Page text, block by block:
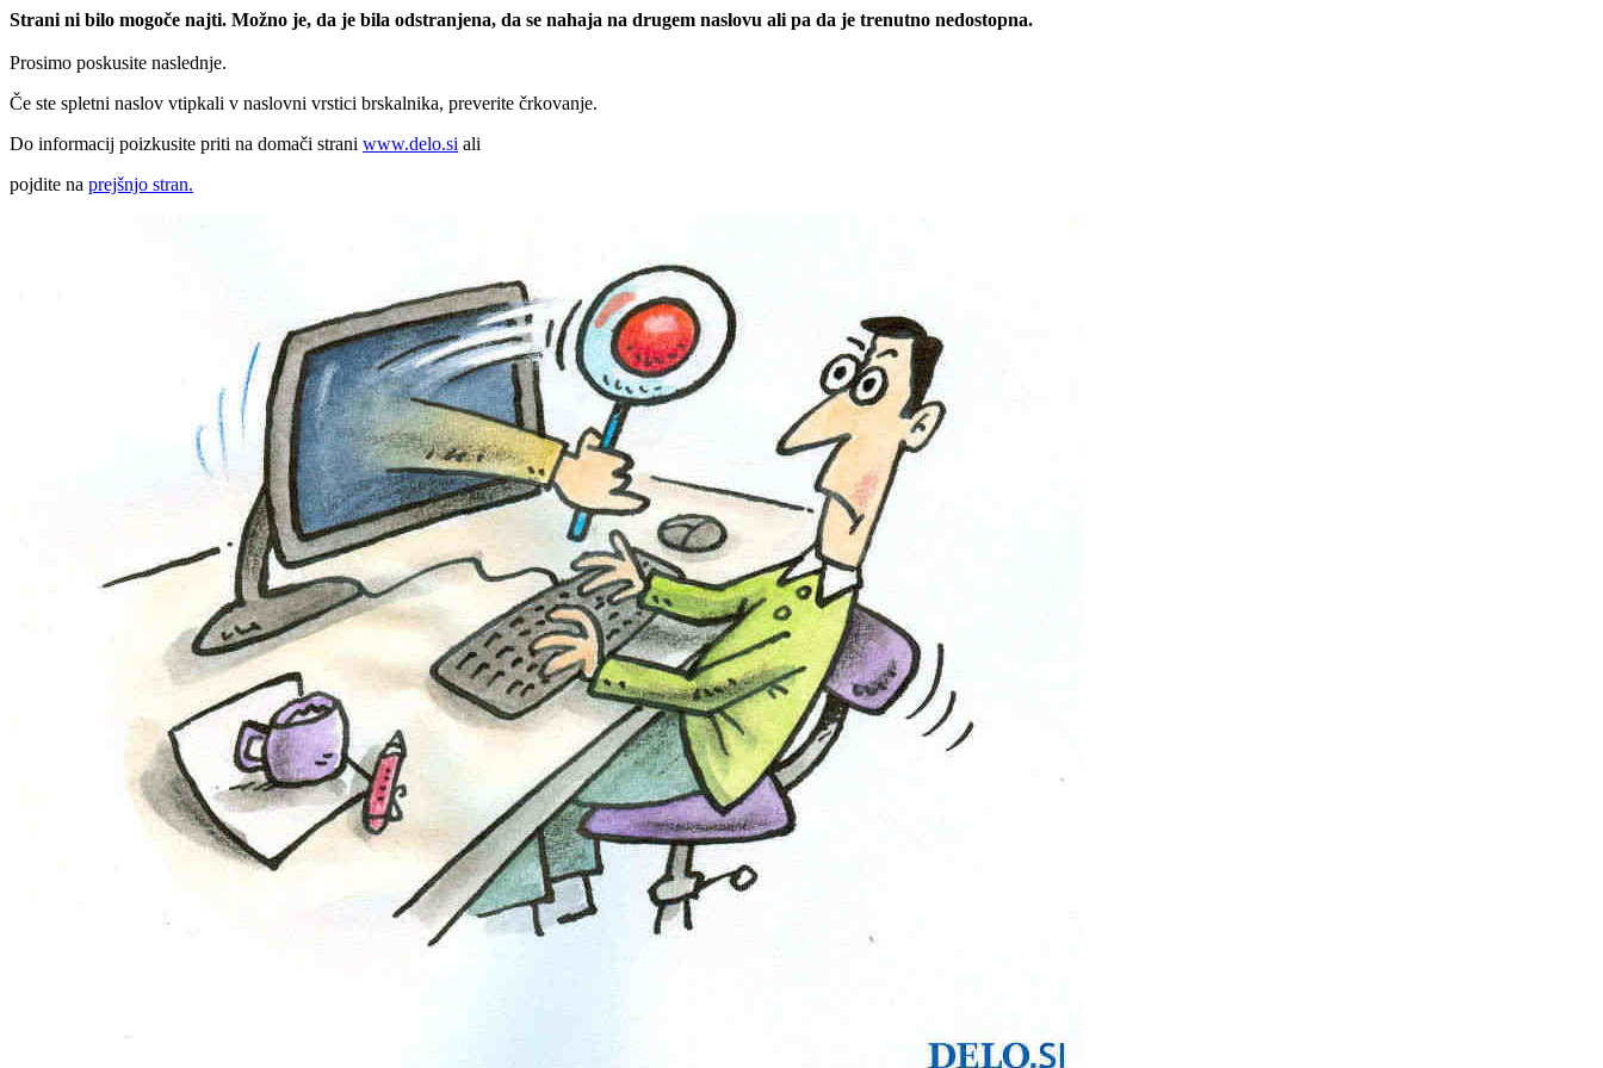
Strani ni bilo mogoče najti. Možno je, da je bila odstranjena, da se nahaja na drugem naslovu ali pa da je trenutno nedostopna.
Prosimo poskusite naslednje.
Če ste spletni naslov vtipkali v naslovni vrstici brskalnika, preverite črkovanje.
Do informacij poizkusite priti na domači strani www.delo.si ali
pojdite na prejšnjo stran.